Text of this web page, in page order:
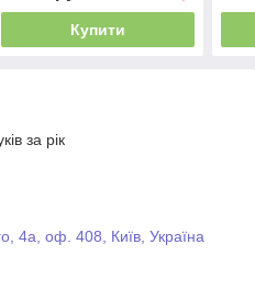
Купити
за рік
4а, оф. 408, Київ, Україна